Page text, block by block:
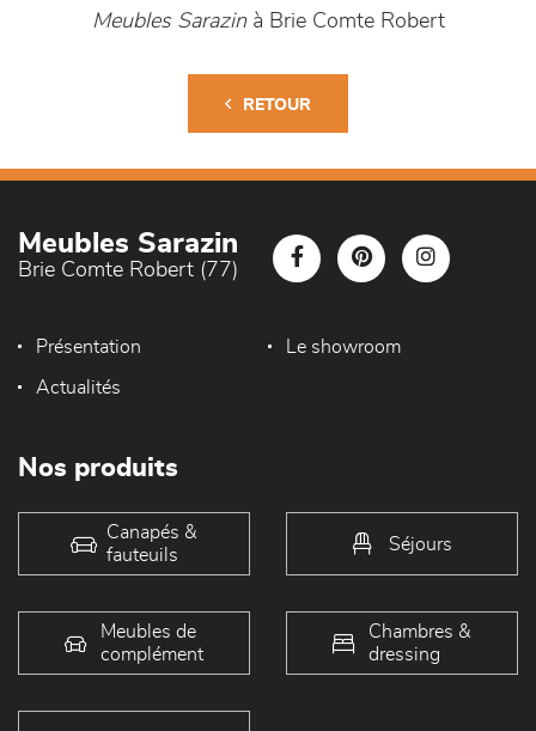
Meubles Sarazinà Brie Comte Robert
RETOUR
Meubles Sarazin
Brie Comte Robert (77)
Présentation Le showroom
Actualités
Nos produits
Canapés &
fauteuils
Séjours
Meubles de
complément
Chambres &
dressing